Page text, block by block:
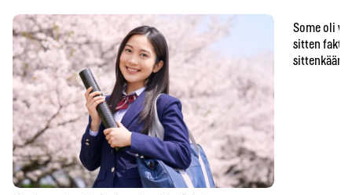
Some oli
sitten
sittenkään